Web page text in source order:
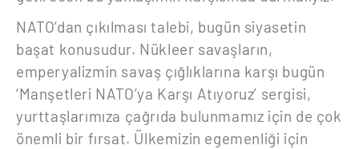
NATO’dan çıkılması talebi, bugün siyasetin
başat konusudur. Nükleer savaşların,
emperyalizmin savaş çığlıklarına karşı bugün
‘Manşetleri NATO’ya Karşı Atıyoruz’ sergisi,
yurttaşlarımıza çağrıda bulunmamız için de çok
önemli bir fırsat. Ülkemizin egemenliği için